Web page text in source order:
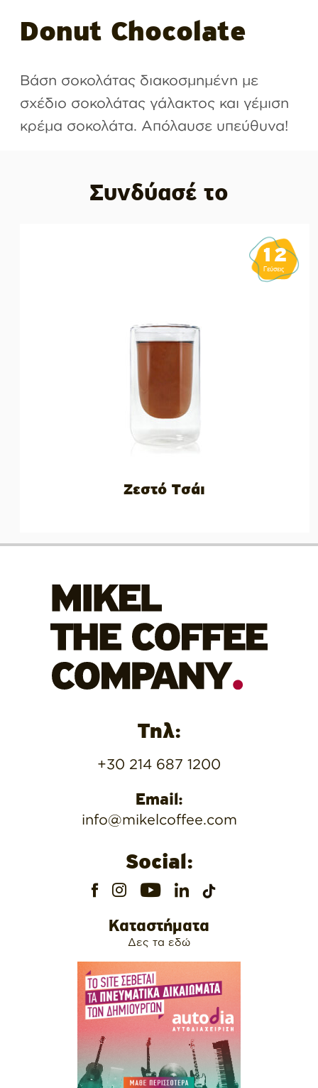
Donut Chocolate
Βάση σοκολάτας διακοσμημένη με
σχέδιο σοκολάτας γάλακτος και γέμιση
κρέμα σοκολάτα. Απόλαυσε υπεύθυνα!
Συνδύασέ το
12
Γεύσεις
Ζεστό Τσάι
Τηλ:
+30 214 687 1200
Email:
info@mikelcoffee.com
Social:
Καταστήματα
Δες τα εδώ